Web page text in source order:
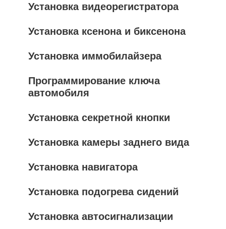
Установка видеорегистратора
Установка ксенона и биксенона
Установка иммобилайзера
Программирование ключа
автомобиля
Установка секретной кнопки
Установка камеры заднего вида
Установка навигатора
Установка подогрева сидений
Установка автосигнализации